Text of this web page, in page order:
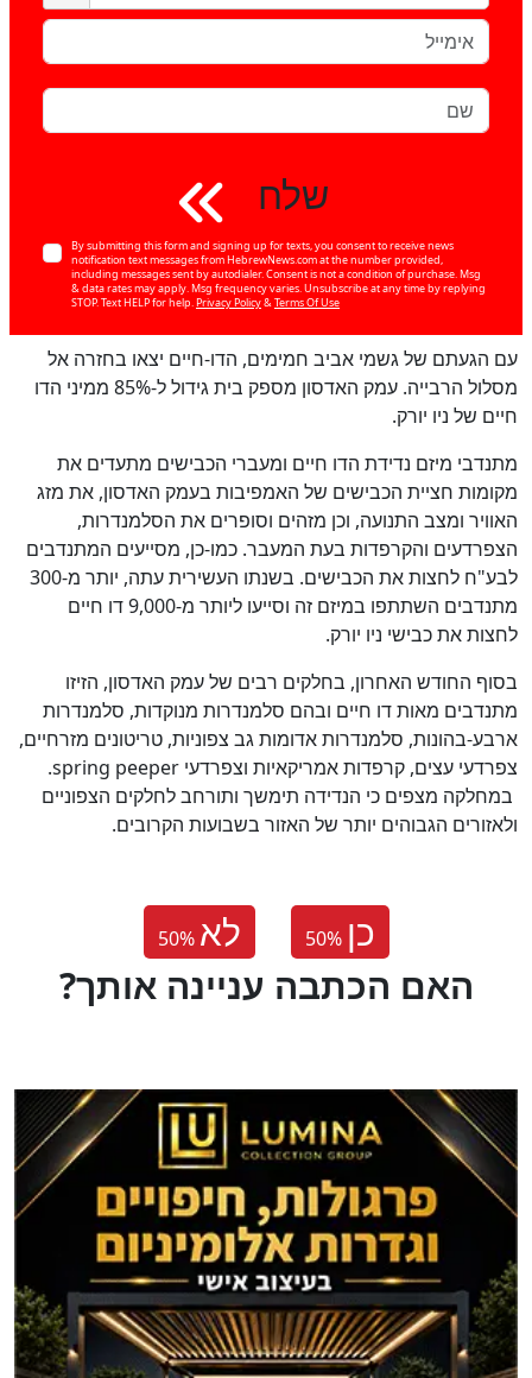
שלח
By submitting this form and signing up for texts, you consent to receive news
notification text messages from HebrewNews.com at the number provided,
including messages sent by autodialer. Consent is not a condition of purchase. Msg
& data rates may apply. Msg frequency varies. Unsubscribe at any time by replying
STOP. Text HELP for help. Privacy Policy& Terms Of Use
עם הגעתם של גשמי אביב חמימים, הדו-חיים יצאו בחזרה אל
מסלול הרבייה. עמק האדסון מספק בית גידול ל-85% ממיני הדו
חיים של ניו יורק.
מתנדבי מיזם נדידת הדו חיים ומעברי הכבישים מתעדים את
מקומות חציית הכבישים של האמפיבות בעמק האדסון, את מזג
האוויר ומצב התנועה, וכן מזהים וסופרים את הסלמנדרות,
הצפרדעים והקרפדות בעת המעבר. כמו-כן, מסייעים המתנדבים
לבע"ח לחצות את הכבישים. בשנתו העשירית עתה, יותר מ-300
מתנדבים השתתפו במיזם זה וסייעו ליותר מ-9,000 דו חיים
לחצות את כבישי ניו יורק.
בסוף החודש האחרון, בחלקים רבים של עמק האדסון, הזיזו
מתנדבים מאות דו חיים ובהם סלמנדרות מנוקדות, סלמנדרות
ארבע-בהונות, סלמנדרות אדומות גב צפוניות, טריטונים מזרחיים,
צפרדעי עצים, קרפדות אמריקאיות וצפרדעי spring peeper
.
במחלקה מצפים כי הנדידה תימשך ותורחב לחלקים הצפוניים
ולאזורים הגבוהים יותר של האזור בשבועות הקרובים.
50% לא 50% כן
?האם הכתבה עניינה אותך